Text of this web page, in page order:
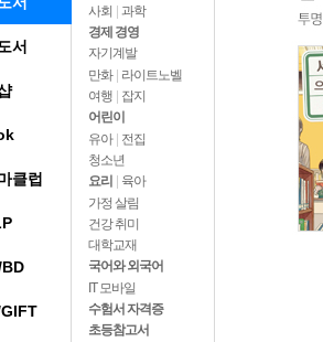
사회 | 과학
경제 경영
자기계발
만화 | 라이트노벨
여행
잡지
어린이
유아 | 전집
청소년
요리
육아
가정 살림
건강 취미
대학교재
국어와 외국어
IT 모바일
수험서 자격증
초등참고서
서
클럽
BD